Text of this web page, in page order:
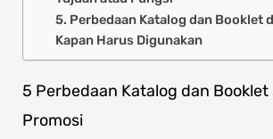
5. Perbedaan Katalog dan Booklet
Kapan Harus Digunakan
5 Perbedaan Katalog dan Booklet
Promosi